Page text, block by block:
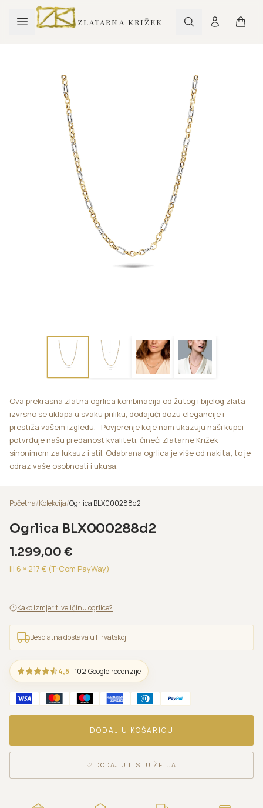
ZLATARNA KRIŽEK
Ova prekrasna zlatna ogrlica kombinacija od žutog i bijelog zlata
izvrsno se uklapa u svaku priliku, dodajući dozu elegancije i
prestiža vašem izgledu. Povjerenje koje nam ukazuju naši kupci
potvrđuje našu predanost kvaliteti, čineći Zlatarne Križek
sinonimom za luksuz i stil. Odabrana ogrlica je više od nakita; to je
odraz vaše osobnosti i ukusa.
Početna/Kolekcija/Ogrlica BLX000288d2
Ogrlica BLX000288d2
1.299,00 €
ili 6 × 217 € (T-Com PayWay)
Kako izmjeriti veličinu ogrlice?
Besplatna dostava u Hrvatskoj
4,5 · 102 Google recenzije
DODAJ U KOŠARICU
♡ DODAJ U LISTU ŽELJA